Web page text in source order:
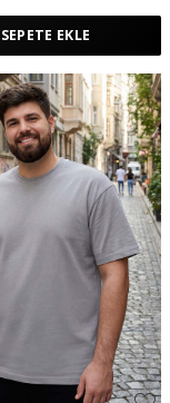
SEPETE EKLE